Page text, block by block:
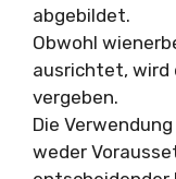
abgebildet.
Obwohl
ausrichtet, wird
vergeben.
Die
weder